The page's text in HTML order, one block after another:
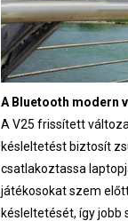
A Bluetooth modern
A V25 frissített
késleltetést biztosít
csatlakoztassa
játékosokat szem
késleltetését, így jobb